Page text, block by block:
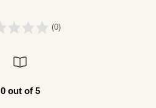
(0)
0 out of 5